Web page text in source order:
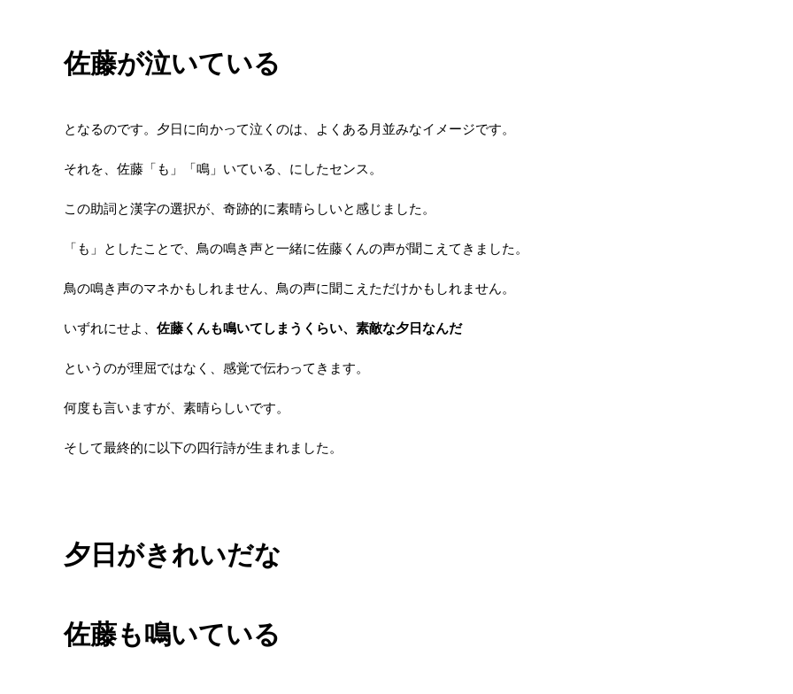
佐藤が泣いている
となるのです。夕日に向かって泣くのは、よくある月並みなイメージです。
それを、佐藤「も」「鳴」いている、にしたセンス。
この助詞と漢字の選択が、奇跡的に素晴らしいと感じました。
「も」としたことで、鳥の鳴き声と一緒に佐藤くんの声が聞こえてきました。
鳥の鳴き声のマネかもしれません、鳥の声に聞こえただけかもしれません。
いずれにせよ、 佐藤くんも鳴いてしまうくらい、素敵な夕日なんだ
というのが理屈ではなく、感覚で伝わってきます。
何度も言いますが、素晴らしいです。
そして最終的に以下の四行詩が生まれました。
夕日がきれいだな
佐藤も鳴いている